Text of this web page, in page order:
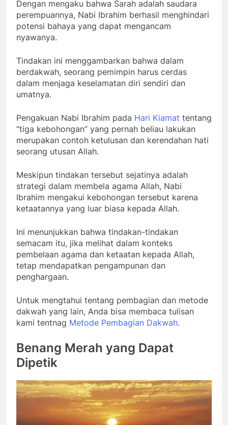
Dengan mengaku bahwa Sarah adalah saudara
perempuannya, Nabi Ibrahim berhasil menghindari
potensi bahaya yang dapat mengancam
nyawanya.
Tindakan ini menggambarkan bahwa dalam
berdakwah, seorang pemimpin harus cerdas
dalam menjaga keselamatan diri sendiri dan
umatnya.
Pengakuan Nabi Ibrahim pada Hari Kiamat tentang
“tiga kebohongan” yang pernah beliau lakukan
merupakan contoh ketulusan dan kerendahan hati
seorang utusan Allah.
Meskipun tindakan tersebut sejatinya adalah
strategi dalam membela agama Allah, Nabi
Ibrahim mengakui kebohongan tersebut karena
ketaatannya yang luar biasa kepada Allah.
Ini menunjukkan bahwa tindakan-tindakan
semacam itu, jika melihat dalam konteks
pembelaan agama dan ketaatan kepada Allah,
tetap mendapatkan pengampunan dan
penghargaan.
Untuk mengtahui tentang pembagian dan metode
dakwah yang lain, Anda bisa membaca tulisan
kami tentnag Metode Pembagian Dakwah.
Benang Merah yang Dapat
Dipetik